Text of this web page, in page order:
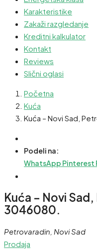
Karakteristike
Zakaži razgledanje
Kreditni kalkulator
Kontakt
Reviews
Slični oglasi
Početna
Kuća
Kuća – Novi Sad,
Podeli na:
WhatsApp Pinterest
Kuća – Novi
3046080.
Petrovaradin, Novi Sad
Prodaja